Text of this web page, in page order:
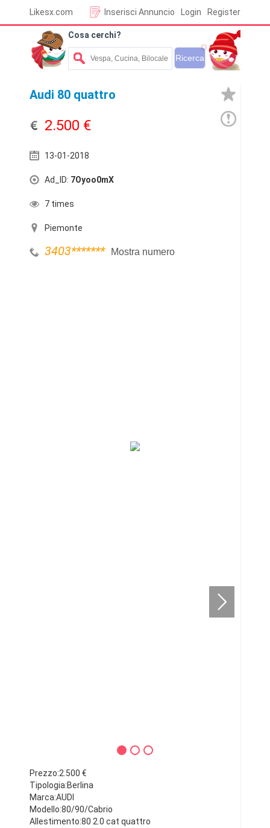
Likesx.com Login Register
Inserisci Annuncio
Cosa cerchi?
Audi 80 quattro
2.500 €
13-01-2018
Ad_ID: 7Oyoo0mX
7 times
Piemonte
3403******* Mostra numero
Prezzo:2.500 €
Tipologia:Berlina
Marca:AUDI
Modello:80/90/Cabrio
Allestimento:80 2.0 cat quattro